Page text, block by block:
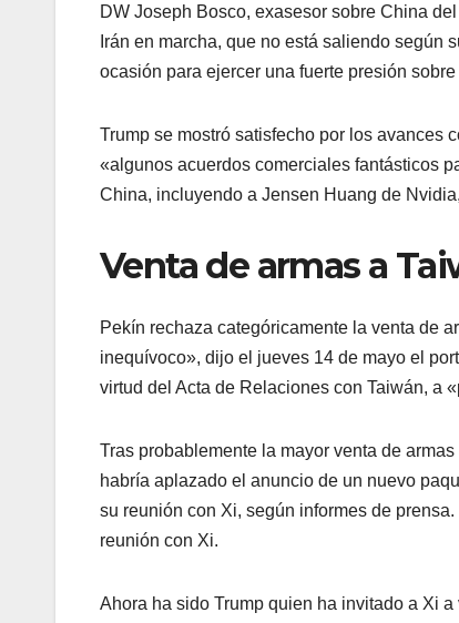
DW Joseph Bosco, exasesor sobre China
Irán en marcha, que no está saliendo según
ocasión para ejercer una fuerte presión
Trump se mostró satisfecho por los avances
«algunos acuerdos comerciales fantásticos
China, incluyendo a Jensen Huang de
Venta de armas a
Pekín rechaza categóricamente la venta de
inequívoco», dijo el jueves 14 de mayo el
virtud del Acta de Relaciones con Taiwán, a
Tras probablemente la mayor venta de
habría aplazado el anuncio de un nuevo
su reunión con Xi, según informes de
reunión con Xi.
Ahora ha sido Trump quien ha invitado a Xi